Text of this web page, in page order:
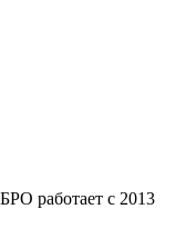
работает с 2013